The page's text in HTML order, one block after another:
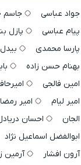
جواد عباسی
جاسم
پیام عباسی
پازل
پارسا محمدی
بهنام حسن زاده
امین فالجی
امیر لیام
امیر
الجان
احسان
ابوالفضل اسماعیل نژاد
آرون افشار
آرمین